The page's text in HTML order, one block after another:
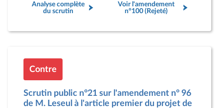
Analyse complète
du scrutin
Voir l'amendement
n°100 (Rejeté)
Contre
Scrutin public n°21 sur l'amendement n° 96
de M. Leseul à l'article premier du projet de